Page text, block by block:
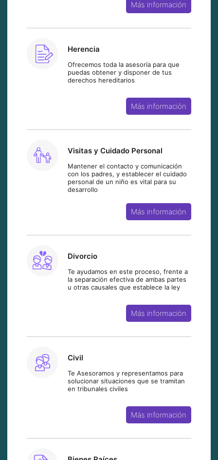
Más información
Herencia
Ofrecemos toda la asesoría para que
puedas obtener y disponer de tus
derechos hereditarios
Más información
Visitas y Cuidado Personal
Mantener el contacto y comunicación
con los padres, y establecer el cuidado
personal de un niño es vital para su
desarrollo
Más información
Divorcio
Te ayudamos en este proceso, frente a
la separación efectiva de ambas partes
u otras causales que establece la ley
Más información
Civil
Te Asesoramos y representamos para
solucionar situaciones que se tramitan
en tribunales civiles
Más información